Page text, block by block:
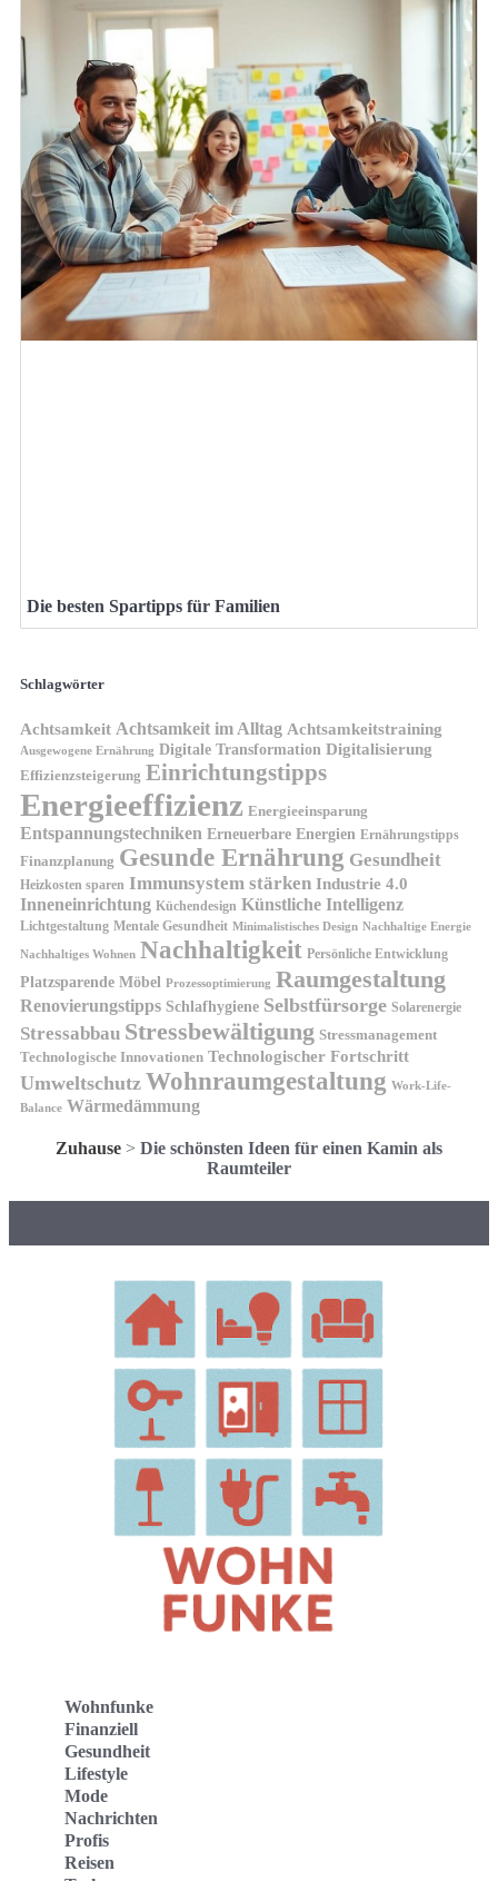
Die besten Spartipps für Familien
Schlagwörter
Achtsamkeit Achtsamkeit im Alltag Achtsamkeitstraining
Ausgewogene Ernährung Digitale Transformation Digitalisierung
Effizienzsteigerung Einrichtungstipps
Energieeffizienz Energieeinsparung
Entspannungstechniken Erneuerbare Energien Ernährungstipps
Finanzplanung Gesunde Ernährung Gesundheit
Heizkosten sparen Immunsystem stärken Industrie 4.0
Inneneinrichtung Küchendesign Künstliche Intelligenz
Lichtgestaltung Mentale Gesundheit Minimalistisches Design Nachhaltige Energie
Nachhaltiges Wohnen Nachhaltigkeit Persönliche Entwicklung
Platzsparende Möbel Prozessoptimierung Raumgestaltung
Renovierungstipps Schlafhygiene Selbstfürsorge Solarenergie
Stressabbau Stressbewältigung Stressmanagement
Technologische Innovationen Technologischer Fortschritt
Umweltschutz Wohnraumgestaltung Work-Life-
Balance Wärmedämmung
Zuhause > Die schönsten Ideen für einen Kamin als
Raumteiler
Wohnfunke
Finanziell
Gesundheit
Lifestyle
Mode
Nachrichten
Profis
Reisen